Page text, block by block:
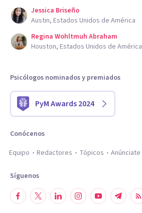
Jessica Briseño
Austin, Estados Unidos de América
Regina Wohltmuh Abraham
Houston, Estados Unidos de América
Psicólogos nominados y premiados
PyM Awards 2024
Conócenos
Equipo
Redactores Tópicos Anúnciate
Síguenos